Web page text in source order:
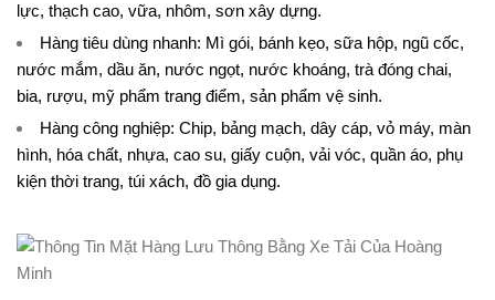
lực, thạch cao, vữa, nhôm, sơn xây dựng.
Hàng tiêu dùng nhanh: Mì gói, bánh kẹo, sữa hộp, ngũ cốc,
nước mắm, dầu ăn, nước ngọt, nước khoáng, trà đóng chai,
bia, rượu, mỹ phẩm trang điểm, sản phẩm vệ sinh.
Hàng công nghiệp: Chip, bảng mạch, dây cáp, vỏ máy, màn
hình, hóa chất, nhựa, cao su, giấy cuộn, vải vóc, quần áo, phụ
kiện thời trang, túi xách, đồ gia dụng.